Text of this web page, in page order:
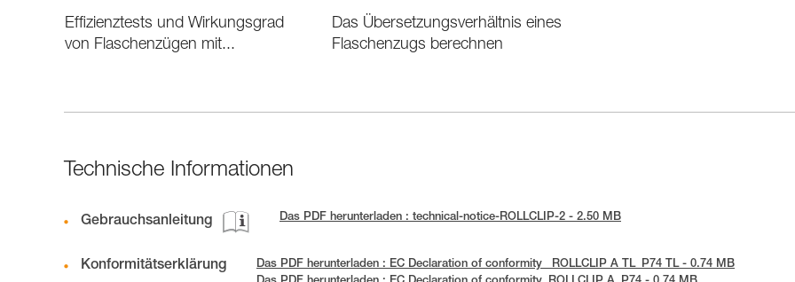
Effizienztests und Wirkungsgrad
von Flaschenzügen mit...
Das Übersetzungsverhältnis eines
Flaschenzugs berechnen
Technische Informationen
Gebrauchsanleitung Das PDF herunterladen : technical-notice-ROLLCLIP-2 - 2.50 MB
Konformitätserklärung
Das PDF herunterladen : EC Declaration of conformity_ ROLLCLIP A TL_P74 TL - 0.74 MB